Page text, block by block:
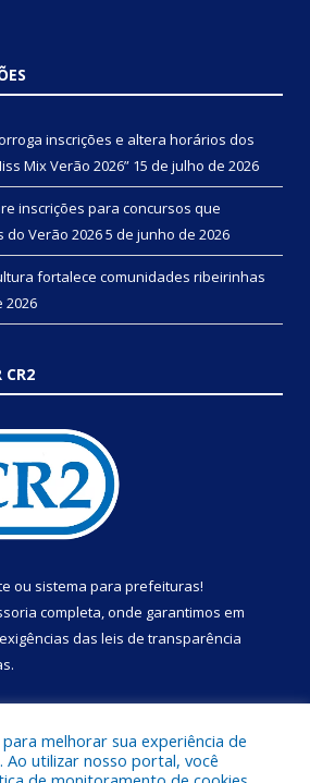
inscrições e altera horários dos
Mix Verão 2026” 15 de julho de 2026
inscrições para concursos que
Verão 20265 de junho de 2026
fortalece comunidades ribeirinhas
2026
CR2
ou sistema para prefeituras!
completa, onde garantimos em
das leis de transparência
melhorar sua experiência de
Ao utilizar nosso portal, você